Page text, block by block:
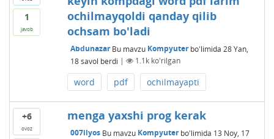
1
javob
ochilmayqoldi qanday qilib
ochsam bo'ladi
Abdunazar Bu mavzu Kompyuterbo'limida 28 Yan,
18 savol berdi | 1.1kko'rilgan
word pdf ochilmayapti
+6
ovoz
menga yaxshi prog kerak
007ilyos Bu mavzu Kompyuterbo'limida 13 Noy, 17